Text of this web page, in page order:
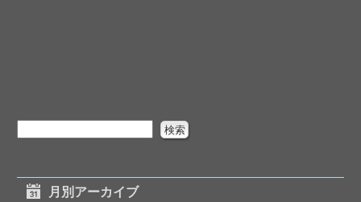
月別アーカイブ